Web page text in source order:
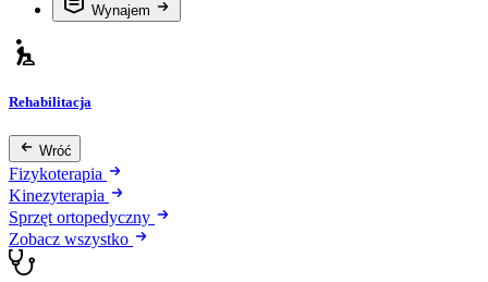
Wynajem
Rehabilitacja
Wróć
Fizykoterapia
Kinezyterapia
Sprzęt ortopedyczny
Zobacz wszystko